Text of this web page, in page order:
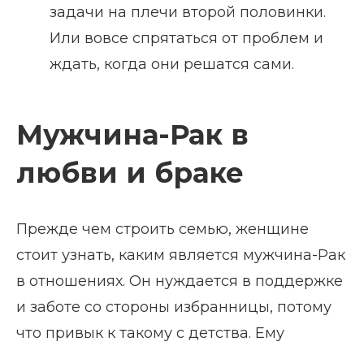
задачи на плечи второй половинки.
Или вовсе спрятаться от проблем и
ждать, когда они решатся сами.
Мужчина-Рак в
любви и браке
Прежде чем строить семью, женщине
стоит узнать, каким является мужчина-Рак
в отношениях. Он нуждается в поддержке
и заботе со стороны избранницы, потому
что привык к такому с детства. Ему